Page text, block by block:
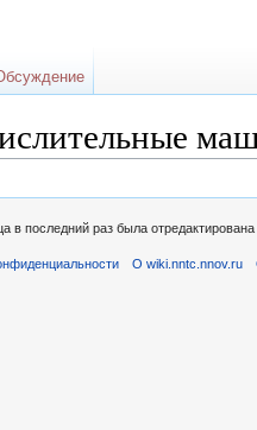
в последний раз была
О wiki.nntc.nnov.ru